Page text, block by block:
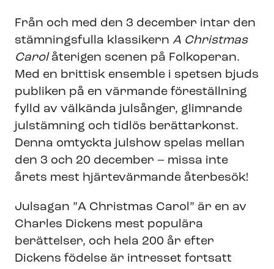
Från och med den 3 december intar den
stämningsfulla klassikern A Christmas
Carolåterigen scenen på Folkoperan.
Med en brittisk ensemble i spetsen bjuds
publiken på en värmande föreställning
fylld av välkända julsånger, glimrande
julstämning och tidlös berättarkonst.
Denna omtyckta julshow spelas mellan
den 3 och 20 december – missa inte
årets mest hjärtevärmande återbesök!
Julsagan ”A Christmas Carol” är en av
Charles Dickens mest populära
berättelser, och hela 200 år efter
Dickens födelse är intresset fortsatt